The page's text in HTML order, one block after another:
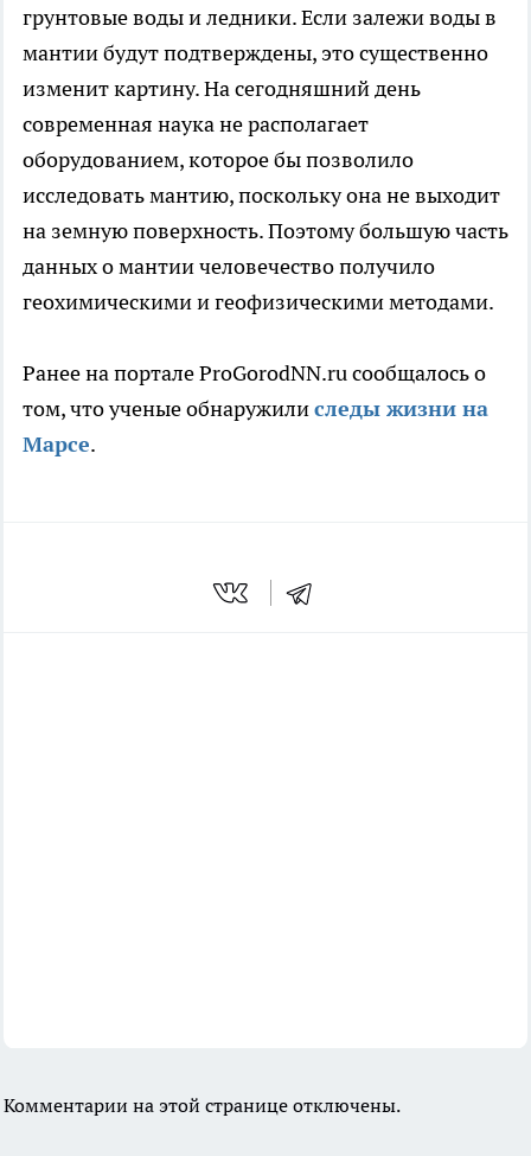
грунтовые воды и ледники. Если залежи воды в
мантии будут подтверждены, это существенно
изменит картину. На сегодняшний день
современная наука не располагает
оборудованием, которое бы позволило
исследовать мантию, поскольку она не выходит
на земную поверхность. Поэтому большую часть
данных о мантии человечество получило
геохимическими и геофизическими методами.
Ранее на портале ProGorodNN.ru сообщалось о
том, что ученые обнаружилиследы жизни на
Марсе.
Комментарии на этой странице отключены.